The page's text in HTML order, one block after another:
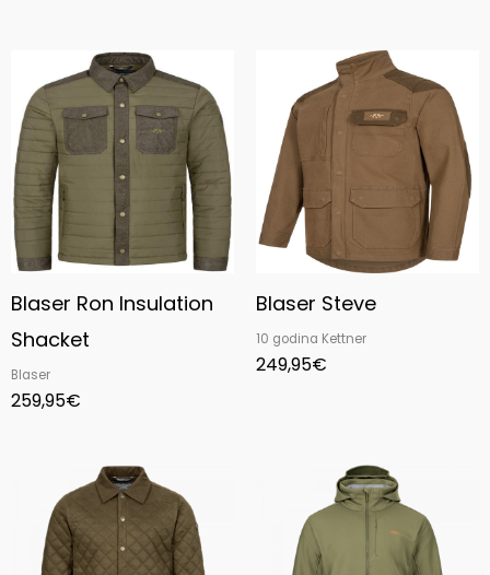
Blaser Ron Insulation
Shacket
Blaser
259,95€
Blaser Steve
10 godina Kettner
249,95€
range:
299,95€
through
329,95€
249,95€
through
315,00€